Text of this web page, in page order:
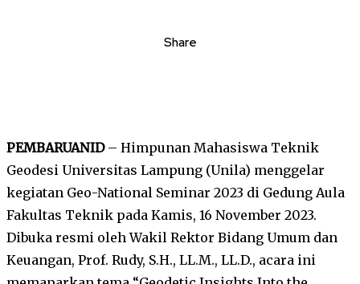
Share
PEMBARUANID– Himpunan Mahasiswa Teknik
Geodesi Universitas Lampung (Unila) menggelar
kegiatan Geo-National Seminar 2023 di Gedung Aula
Fakultas Teknik pada Kamis, 16 November 2023.
Dibuka resmi oleh Wakil Rektor Bidang Umum dan
Keuangan, Prof. Rudy, S.H., LL.M., LL.D., acara ini